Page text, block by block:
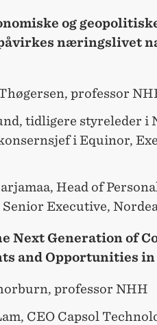
og
næringslivet
professor
tidligere styreleder i
i Equinor,
Head of
Executive,
Next Generation of
and Opportunities in
professor NHH
CEO Capsol